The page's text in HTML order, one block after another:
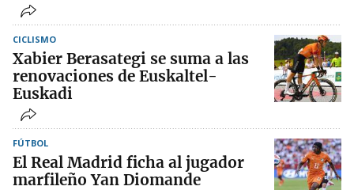
CICLISMO
Xabier Berasategi se suma a las
renovaciones de Euskaltel-
Euskadi
FÚTBOL
El Real Madrid ficha al jugador
marfileño Yan Diomande